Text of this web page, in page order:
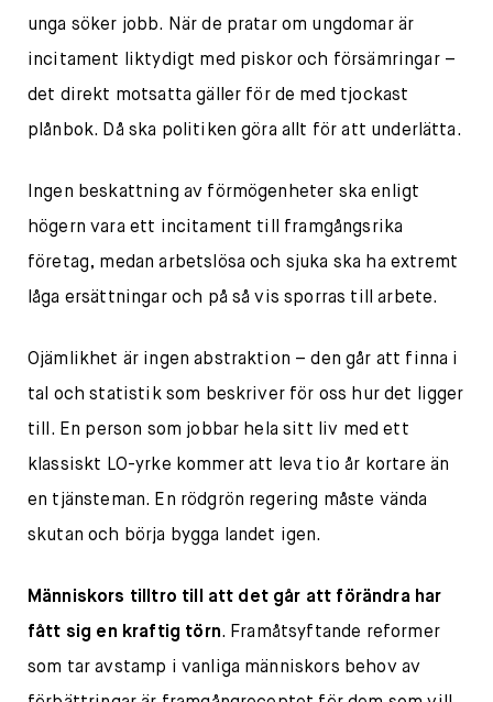
unga söker jobb. När de pratar om ungdomar är
incitament liktydigt med piskor och försämringar –
det direkt motsatta gäller för de med tjockast
plånbok. Då ska politiken göra allt för att underlätta.
Ingen beskattning av förmögenheter ska enligt
högern vara ett incitament till framgångsrika
företag, medan arbetslösa och sjuka ska ha extremt
låga ersättningar och på så vis sporras till arbete.
Ojämlikhet är ingen abstraktion – den går att finna i
tal och statistik som beskriver för oss hur det ligger
till. En person som jobbar hela sitt liv med ett
klassiskt LO-yrke kommer att leva tio år kortare än
en tjänsteman. En rödgrön regering måste vända
skutan och börja bygga landet igen.
Människors tilltro till att det går att förändra har
fått sig en kraftig törn. Framåtsyftande reformer
som tar avstamp i vanliga människors behov av